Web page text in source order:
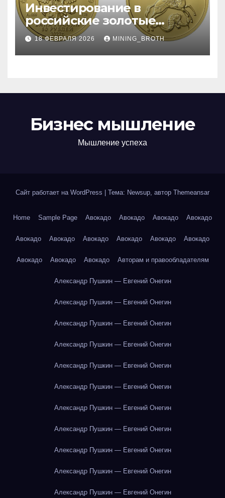
Инвестирование в
российские золотые
монеты: подробное
руководство
18 ФЕВРАЛЯ 2026 MINING_BROTH
Бизнес мышление
Мышление успеха
Сайт работает на WordPress Тема: Newsup, автор Themeansar
Home Sample Page Авокадо Авокадо Авокадо Авокадо
Авокадо Авокадо Авокадо Авокадо Авокадо Авокадо
Авокадо Авокадо Авокадо Авторам и правообладателям
Александр Пушкин — Евгений Онегин
Александр Пушкин — Евгений Онегин
Александр Пушкин — Евгений Онегин
Александр Пушкин — Евгений Онегин
Александр Пушкин — Евгений Онегин
Александр Пушкин — Евгений Онегин
Александр Пушкин — Евгений Онегин
Александр Пушкин — Евгений Онегин
Александр Пушкин — Евгений Онегин
Александр Пушкин — Евгений Онегин
Александр Пушкин — Евгений Онегин